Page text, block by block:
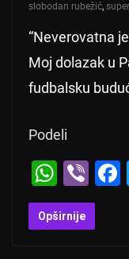
slobodan rubežić,
“Neverovatna
Moj dolazak u
fudbalsku
Podeli
W
h
at
Vi
b
er
Opširnije